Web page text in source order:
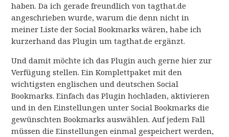
haben. Da ich gerade freundlich von tagthat.de
angeschrieben wurde, warum die denn nicht in
meiner Liste der Social Bookmarks wären, habe ich
kurzerhand das Plugin um tagthat.de ergänzt.
Und damit möchte ich das Plugin auch gerne hier zur
Verfügung stellen. Ein Komplettpaket mit den
wichtigsten englischen und deutschen Social
Bookmarks. Einfach das Plugin hochladen, aktivieren
und in den Einstellungen unter Social Bookmarks die
gewünschten Bookmarks auswählen. Auf jedem Fall
müssen die Einstellungen einmal gespeichert werden,